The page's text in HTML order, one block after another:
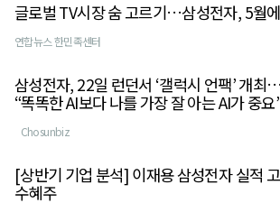
글로벌 TV시장 숨 고르기…삼성전자, 5월
연합뉴스 한민족센터
삼성전자, 22일 런던서 ‘갤럭시 언팩’ 개최
“똑똑한 AI보다 나를 가장 잘 아는 AI가 중
Chosunbiz
[상반기 기업 분석] 이재용 삼성전자 실적
수혜주